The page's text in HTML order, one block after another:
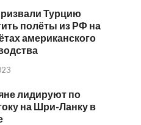
Турцию
полёты из РФ на
американского
лидируют по
на Шри-Ланку в